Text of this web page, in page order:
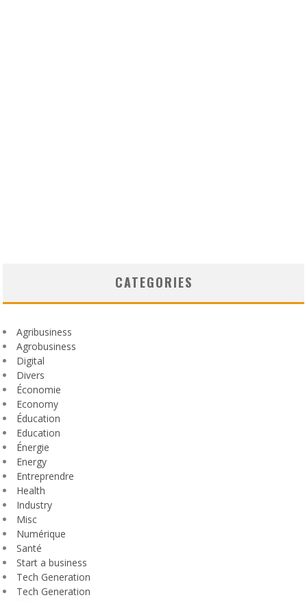
CATEGORIES
Agribusiness
Agrobusiness
Digital
Divers
Économie
Economy
Éducation
Education
Énergie
Energy
Entreprendre
Health
Industry
Misc
Numérique
Santé
Start a business
Tech Generation
Tech Generation